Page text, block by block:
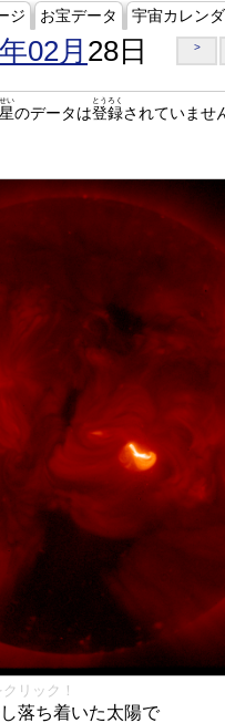
ジ お宝データ 宇宙カレン
02月 28日 >
い
のデータは登録
とうろく
されていませ
リック！
落ち着いた太陽で